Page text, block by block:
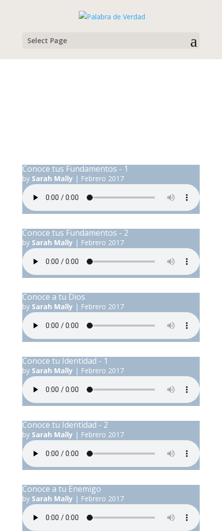
Select Page
Conoce tus Fundamentos - 1
by Sarah Mally| Febrero 2017
Conoce tus Fundamentos - 2
by Sarah Mally| Febrero 2017
Conoce a tu Dios
by Sarah Mally| Febrero 2017
Conoce tu Identidad - 1
by Sarah Mally| Febrero 2017
Conoce tu Identidad - 2
by Sarah Mally| Febrero 2017
Conoce a tu Enemigo
by Sarah Mally| Febrero 2017